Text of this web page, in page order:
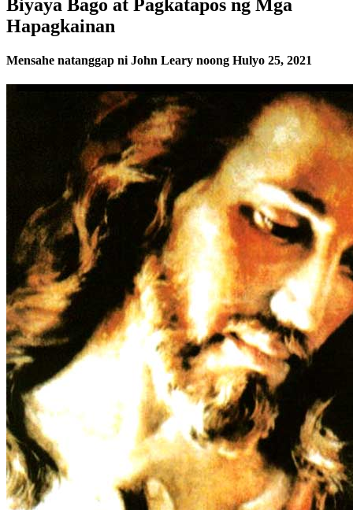
Biyaya Bago at Pagkatapos ng Mga
Hapagkainan
Mensahe natanggap ni John Leary noong Hulyo 25, 2021